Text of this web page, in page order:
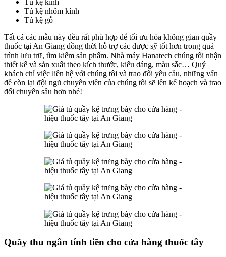
Tủ kệ nhôm kính
Tủ kệ gỗ
Tất cả các mẫu này đều rất phù hợp để tối ưu hóa không gian quầy
thuốc tại An Giang đồng thời hỗ trợ các dược sỹ tốt hơn trong quá
trình lưu trữ, tìm kiếm sản phẩm. Nhà máy Hanatech chúng tôi nhận
thiết kế và sản xuất theo kích thước, kiểu dáng, màu sắc… Quý
khách chỉ việc liên hệ với chúng tôi và trao đổi yêu cầu, những vấn
đề còn lại đội ngũ chuyên viên của chúng tôi sẽ lên kế hoạch và trao
đổi chuyên sâu hơn nhé!
Quầy thu ngân tính tiền cho cửa hàng thuốc tây